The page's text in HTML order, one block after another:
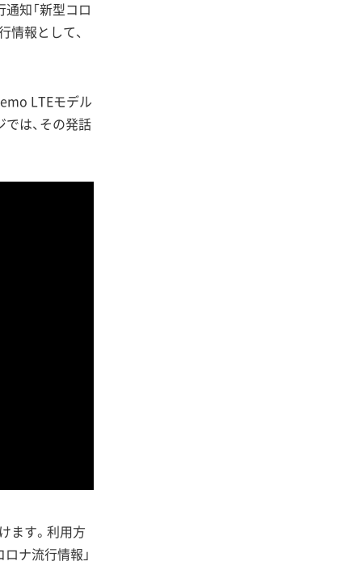
知「新型コロ
報として、
LTEモデル
は、その発話
ます。利用方
ナ流行情報」